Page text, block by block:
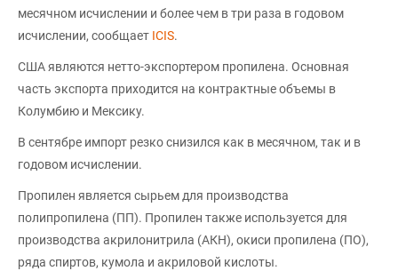
месячном исчислении и более чем в три раза в годовом
исчислении, сообщает ICIS.
США являются нетто-экспортером пропилена. Основная
часть экспорта приходится на контрактные объемы в
Колумбию и Мексику.
В сентябре импорт резко снизился как в месячном, так и в
годовом исчислении.
Пропилен является сырьем для производства
полипропилена (ПП). Пропилен также используется для
производства акрилонитрила (АКН), окиси пропилена (ПО),
ряда спиртов, кумола и акриловой кислоты.